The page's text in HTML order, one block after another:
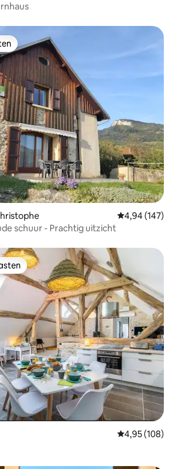
Gemiddelde
4,94 (147)
schuur - Prachtig uitzicht
Gemiddelde
4,95 (108)